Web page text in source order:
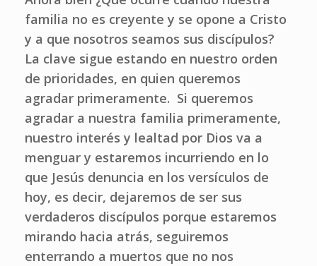
familia no es creyente y se opone a Cristo
y a que nosotros seamos sus discípulos?
La clave sigue estando en nuestro orden
de prioridades, en quien queremos
agradar primeramente. Si queremos
agradar a nuestra familia primeramente,
nuestro interés y lealtad por Dios va a
menguar y estaremos incurriendo en lo
que Jesús denuncia en los versículos de
hoy, es decir, dejaremos de ser sus
verdaderos discípulos porque estaremos
mirando hacia atrás, seguiremos
enterrando a muertos que no nos